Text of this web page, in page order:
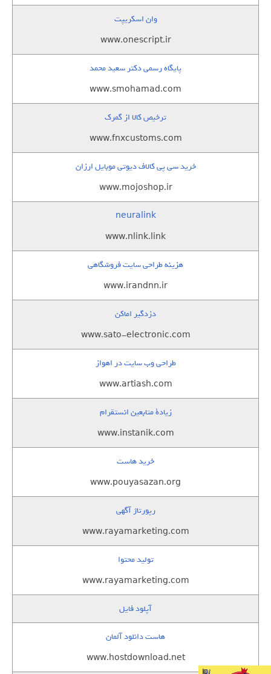
وان اسکریپت
www.onescript.ir
پایگاه رسمی دکتر سعید محمد
www.smohamad.com
ترخیص کالا از گمرک
www.fnxcustoms.com
خرید سی پی کالاف دیوتی موبایل ارزان
www.mojoshop.ir
neuralink
www.nlink.link
هزینه طراحی سایت فروشگاهی
www.irandnn.ir
دزدگیر اماکن
www.sato-electronic.com
طراحی وب سایت در اهواز
www.artiash.com
زيادة متابعين انستقرام
www.instanik.com
خرید هاست
www.pouyasazan.org
رپورتاژ آگهی
www.rayamarketing.com
تولید محتوا
www.rayamarketing.com
آپلود فایل
هاست دانلود آلمان
www.hostdownload.net